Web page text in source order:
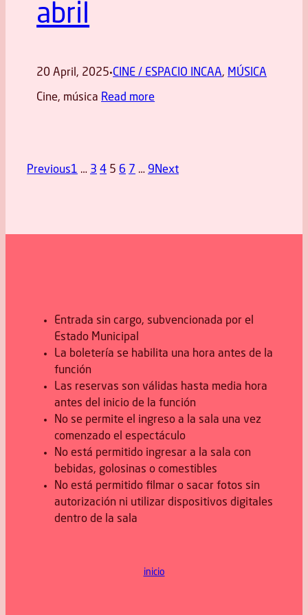
abril
20 April, 2025·CINE / ESPACIO INCAA, MÚSICA
Cine, música Read more
Previous1 … 3 4 5 6 7 … 9Next
Entrada sin cargo, subvencionada por el
Estado Municipal
La boletería se habilita una hora antes de la
función
Las reservas son válidas hasta media hora
antes del inicio de la función
No se permite el ingreso a la sala una vez
comenzado el espectáculo
No está permitido ingresar a la sala con
bebidas, golosinas o comestibles
No está permitido filmar o sacar fotos sin
autorización ni utilizar dispositivos digitales
dentro de la sala
inicio